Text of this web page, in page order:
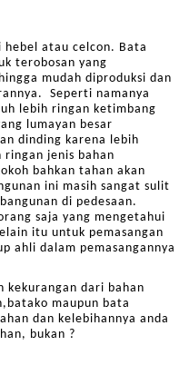
hebel atau celcon. Bata
terobosan yang
mudah diproduksi dan
Seperti namanya
lebih ringan ketimbang
lumayan besar
dinding karena lebih
ringan jenis bahan
bahkan tahan akan
ini masih sangat sulit
di pedesaan.
saja yang mengetahui
itu untuk pemasangan
ahli dalam pemasangannya
kekurangan dari bahan
maupun bata
dan kelebihannya anda
bukan ?